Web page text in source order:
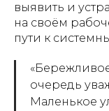
выявить и
на своём
пути к
очередь
Маленькое